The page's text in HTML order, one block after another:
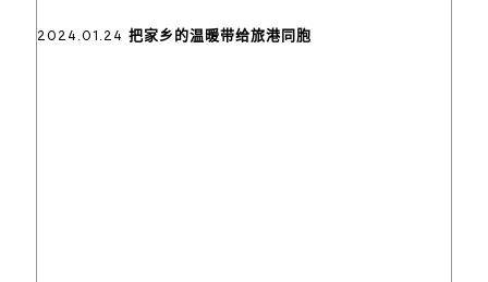
2024.01.24 把家乡的温暖带给旅港同胞